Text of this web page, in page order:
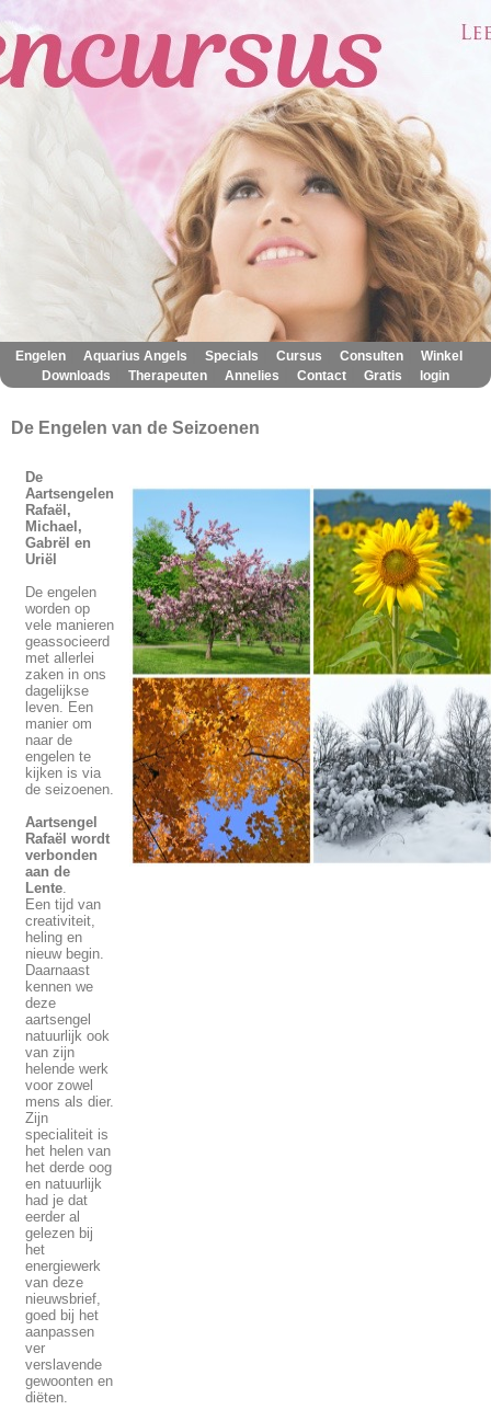
Engelen Aquarius Angels Specials Cursus Consulten Winkel
Downloads Therapeuten Annelies Contact Gratis login
De Engelen van de Seizoenen
De
Aartsengelen
Rafaël,
Michael,
Gabrël en
Uriël
De engelen
worden op
vele manieren
geassocieerd
met allerlei
zaken in ons
dagelijkse
leven. Een
manier om
naar de
engelen te
kijken is via
de seizoenen.
Aartsengel
Rafaël wordt
verbonden
aan de
Lente.
Een tijd van
creativiteit,
heling en
nieuw begin.
Daarnaast
kennen we
deze
aartsengel
natuurlijk ook
van zijn
helende werk
voor zowel
mens als dier.
Zijn
specialiteit is
het helen van
het derde oog
en natuurlijk
had je dat
eerder al
gelezen bij
het
energiewerk
van deze
nieuwsbrief,
goed bij het
aanpassen
ver
verslavende
gewoonten en
diëten.